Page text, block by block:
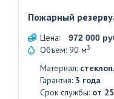
Пожарный
Цена: 972 000
Объем: 90 м3
Материал:
Гарантия: 3 года
Срок службы: от